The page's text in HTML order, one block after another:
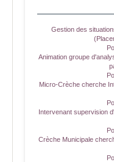
Gestion des
Animation groupe
Micro-Crèche cherche
Intervenant supervision
Crèche Municipale